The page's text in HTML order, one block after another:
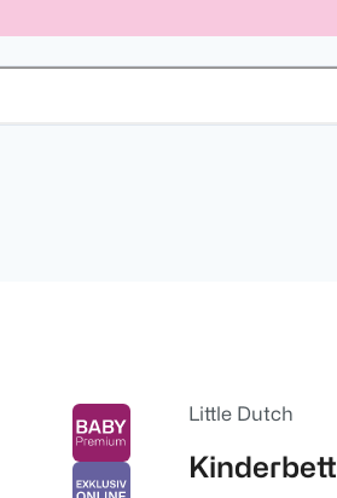
Little Dutch